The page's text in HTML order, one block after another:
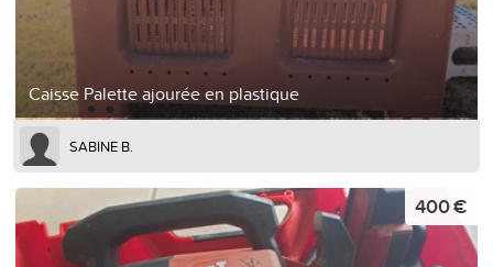
Caisse Palette ajourée en plastique
SABINE B.
400 €